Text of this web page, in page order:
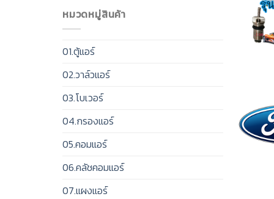
หมวดหมู่สินค้า
01.ตู้แอร์
02.วาล์วแอร์
03.โบเวอร์
04.กรองแอร์
05.คอมแอร์
06.คลัชคอมแอร์
07.แผงแอร์